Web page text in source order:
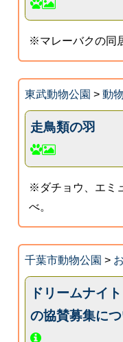
※マレーバクの同
東武動物公園 > 動
走鳥類の羽
※ダチョウ、エミ
べ。
千葉市動物公園 >
ドリームナイ
の協賛募集に